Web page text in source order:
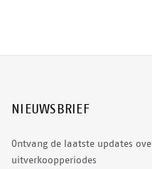
NIEUWSBRIEF
Ontvang de laatste updates
uitverkoopperiodes